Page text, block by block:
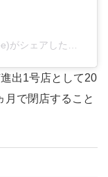
出1号店として20
月で閉店すること